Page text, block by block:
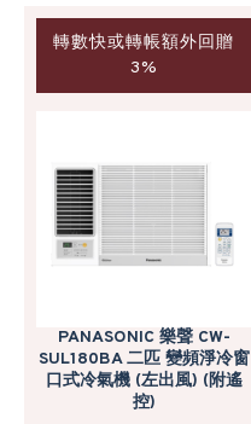
轉數快或轉帳額外回贈
3%
PANASONIC 樂聲 CW-
SUL180BA 二匹 變頻淨冷窗
口式冷氣機 (左出風) (附遙
控)